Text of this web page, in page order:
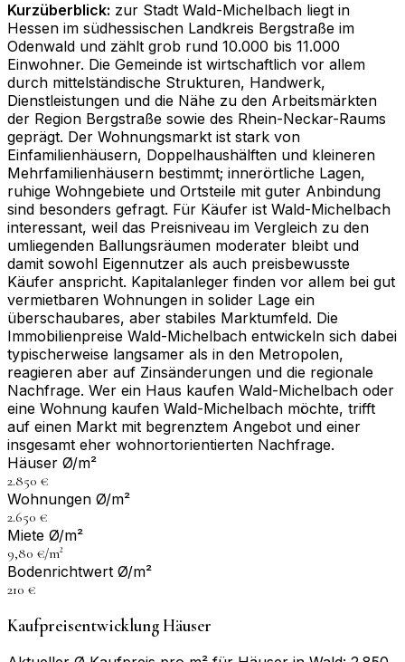
Kurzüberblick: zur Stadt Wald-Michelbach liegt in
Hessen im südhessischen Landkreis Bergstraße im
Odenwald und zählt grob rund 10.000 bis 11.000
Einwohner. Die Gemeinde ist wirtschaftlich vor allem
durch mittelständische Strukturen, Handwerk,
Dienstleistungen und die Nähe zu den Arbeitsmärkten
der Region Bergstraße sowie des Rhein-Neckar-Raums
geprägt. Der Wohnungsmarkt ist stark von
Einfamilienhäusern, Doppelhaushälften und kleineren
Mehrfamilienhäusern bestimmt; innerörtliche Lagen,
ruhige Wohngebiete und Ortsteile mit guter Anbindung
sind besonders gefragt. Für Käufer ist Wald-Michelbach
interessant, weil das Preisniveau im Vergleich zu den
umliegenden Ballungsräumen moderater bleibt und
damit sowohl Eigennutzer als auch preisbewusste
Käufer anspricht. Kapitalanleger finden vor allem bei gut
vermietbaren Wohnungen in solider Lage ein
überschaubares, aber stabiles Marktumfeld. Die
Immobilienpreise Wald-Michelbach entwickeln sich dabei
typischerweise langsamer als in den Metropolen,
reagieren aber auf Zinsänderungen und die regionale
Nachfrage. Wer ein Haus kaufen Wald-Michelbach oder
eine Wohnung kaufen Wald-Michelbach möchte, trifft
auf einen Markt mit begrenztem Angebot und einer
insgesamt eher wohnortorientierten Nachfrage.
Häuser Ø/m²
2.850 €
Wohnungen Ø/m²
2.650 €
Miete Ø/m²
9,80 €/m²
Bodenrichtwert Ø/m²
210 €
Kaufpreisentwicklung Häuser